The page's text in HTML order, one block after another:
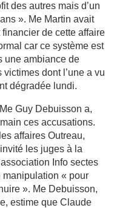
des autres mais d’un
». Me Martin avait
de cette affaire
car ce système est
une ambiance de
dont l’une a vu
dégradée lundi.
Guy Debuisson a,
ces accusations.
affaires Outreau,
les juges à la
Info sectes
manipulation « pour
». Me Debuisson,
estime que Claude